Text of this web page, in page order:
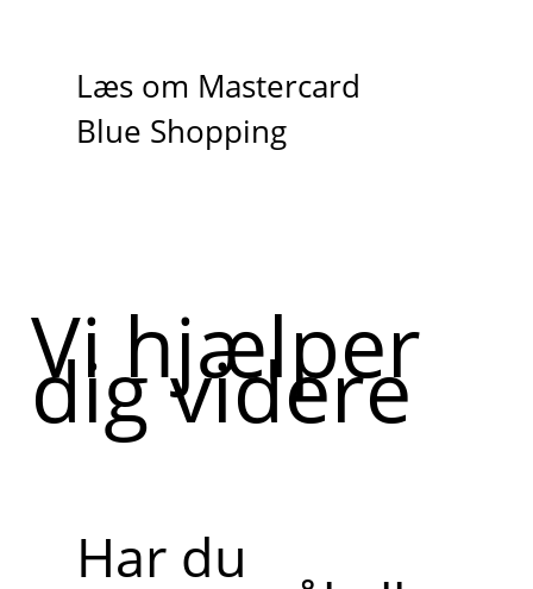
Læs om Mastercard
Blue Shopping
Vi hjælper
dig videre
Har du